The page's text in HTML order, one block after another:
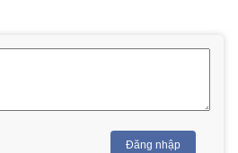
Đăng nhập